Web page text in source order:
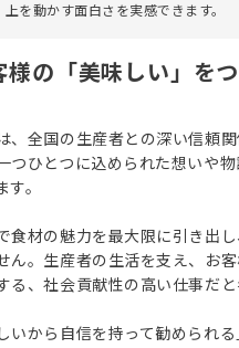
上を動かす面白さを実感できます。
の「美味しい」を
、全国の生産者との深い信頼
つひとつに込められた想いや
。
食材の魅力を最大限に引き出
ん。生産者の生活を支え、お
る、社会貢献性の高い仕事だと
いから自信を持って勧められる